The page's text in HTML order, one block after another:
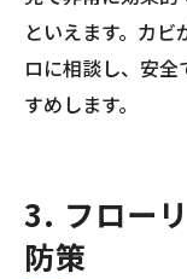
といえます。カ
ロに相談し、安
すめします。
3. フロー
防策